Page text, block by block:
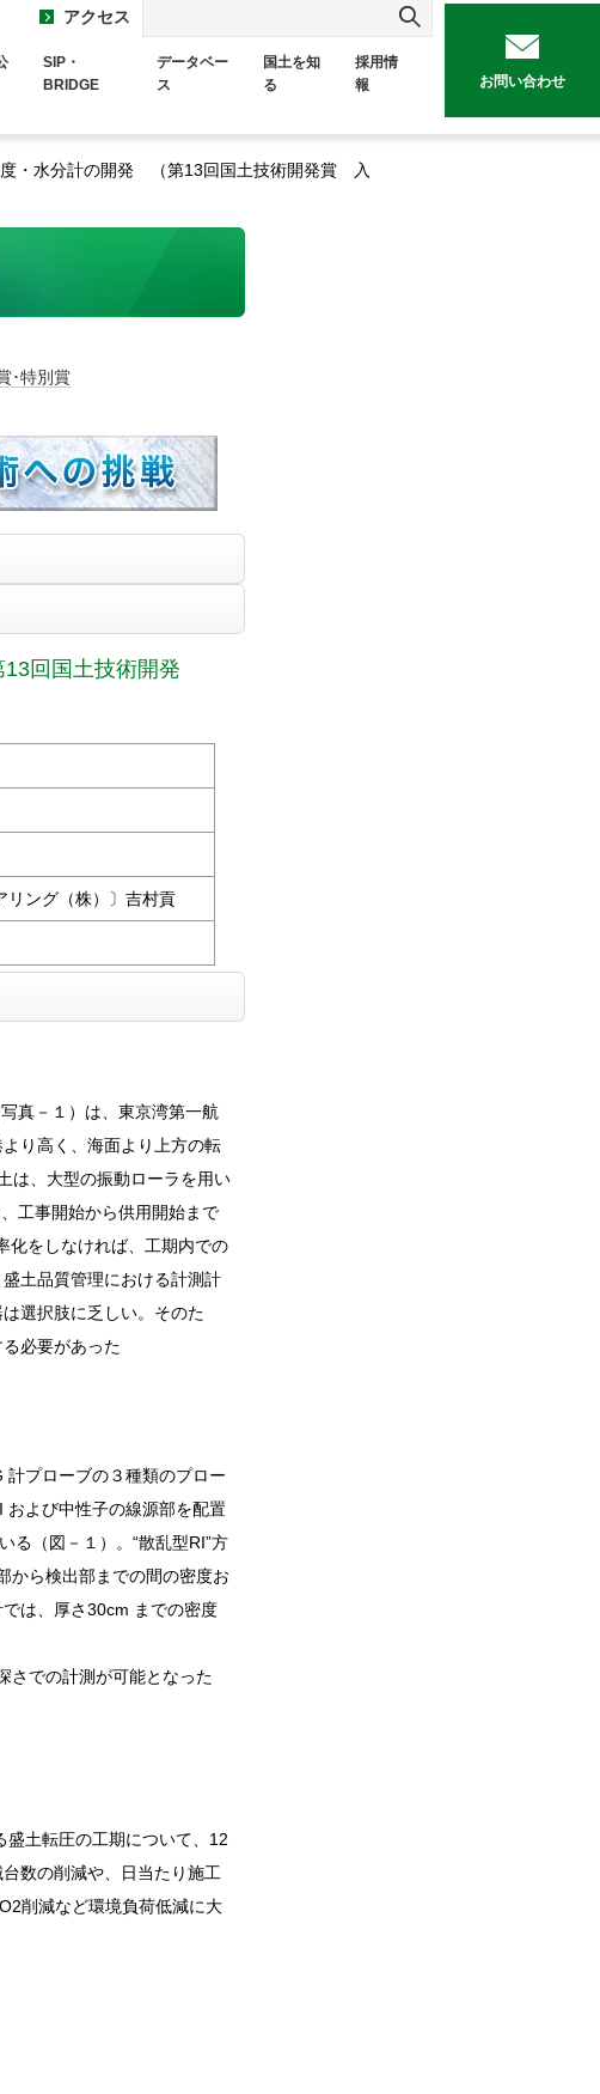
アクセス
SIP・
BRIDGE
データベー
ス
国土を知
る
採用情
報 お問い合わせ
度・水分計の開発 （第13回国土技術開発賞 入
･特別賞
回国土技術開発
リング（株）〕吉村貢
真－１）は、東京湾第一航
り高く、海面より上方の転
は、大型の振動ローラを用い
工事開始から供用開始まで
化をしなければ、工期内での
土品質管理における計測計
選択肢に乏しい。そのた
必要があった
プローブの３種類のプロー
および中性子の線源部を配置
る（図－１）。“散乱型RI”方
から検出部までの間の密度お
は、厚さ30cm までの密度
さでの計測が可能となった
盛土転圧の工期について、12
数の削減や、日当たり施工
削減など環境負荷低減に大